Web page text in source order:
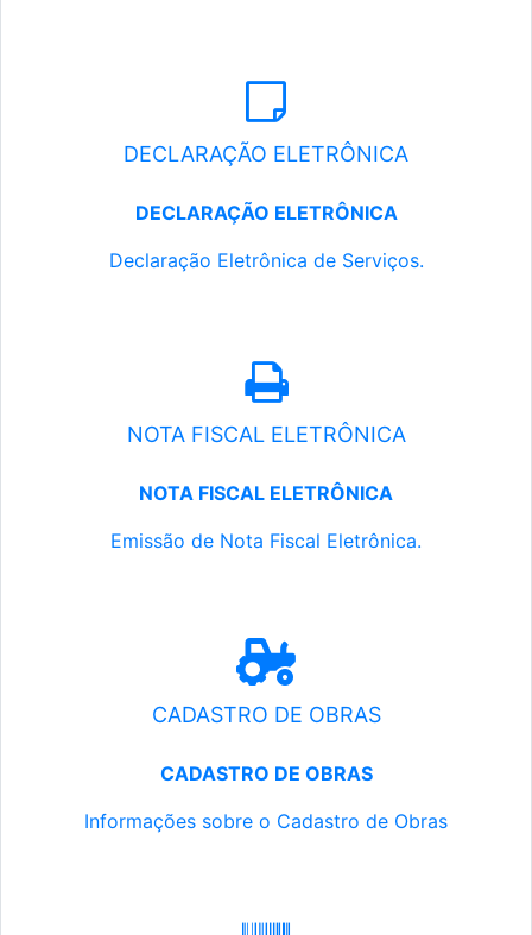
DECLARAÇÃO ELETRÔNICA
DECLARAÇÃO ELETRÔNICA
Declaração Eletrônica de Serviços.
NOTA FISCAL ELETRÔNICA
NOTA FISCAL ELETRÔNICA
Emissão de Nota Fiscal Eletrônica.
CADASTRO DE OBRAS
CADASTRO DE OBRAS
Informações sobre o Cadastro de Obras